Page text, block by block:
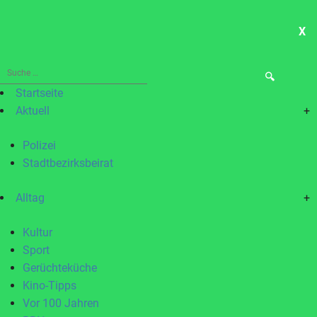
X
Suche
nach:Startseite
Aktuell
+
Polizei
Stadtbezirksbeirat
Alltag +
Kultur
Sport
Gerüchteküche
Kino-Tipps
Vor 100 Jahren